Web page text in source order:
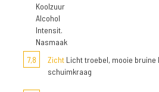
Koolzuur
Alcohol
Intensit.
Nasmaak
7,8
Zicht Licht troebel, mooie
schuimkraag